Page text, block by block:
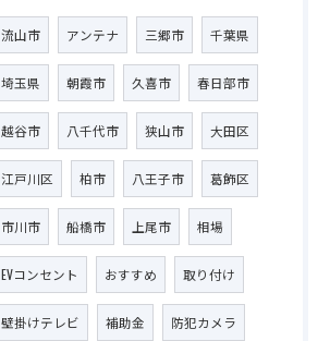
流山市 アンテナ 三郷市 千葉県
埼玉県 朝霞市 久喜市 春日部市
越谷市 八千代市 狭山市 大田区
江戸川区 柏市 八王子市 葛飾区
市川市 船橋市 上尾市 相場
EVコンセント おすすめ 取り付け
壁掛けテレビ 補助金 防犯カメラ